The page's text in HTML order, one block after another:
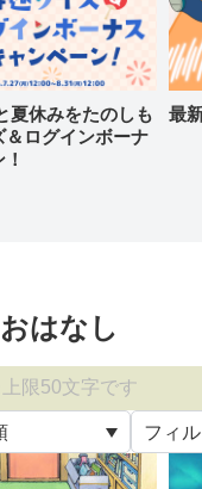
夏休みをたのしも
＆ログインボーナ
最
はなし
フィル
すべて